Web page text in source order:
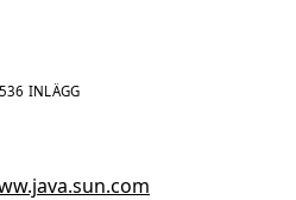
536 INLÄGG